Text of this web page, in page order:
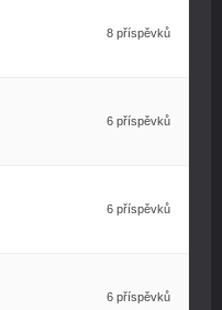
8 příspěvků
6 příspěvků
6 příspěvků
6 příspěvků